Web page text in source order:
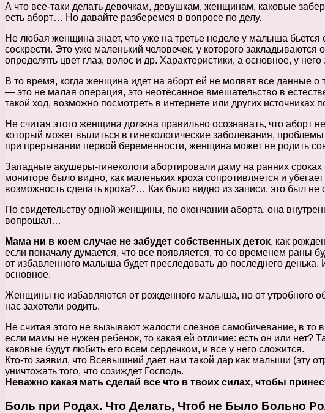
А что все-таки делать девочкам, девушкам, женщинам, каковые
есть аборт… Но давайте разберемся в вопросе по делу.
Не любая женщина знает, что уже на третье неделе у малыша
соскрести. Это уже маленький человечек, у которого
определять цвет глаз, волос и др. Характеристики, а основное, у
В то время, когда женщина идет на аборт ей не молвят все данные
— это не малая операция, это неотёсанное вмешательство в
такой ход, возможно посмотреть в интернете или других источниках
Не считая этого женщина должна правильно осознавать, что аборт
который может вылиться в гинекологические заболевания,
при прерывании первой беременности, женщина может не родить
Западные акушеры-гинекологи абортировали даму на ранних
мониторе было видно, как маленьких кроха сопротивляется и
возможность сделать кроха?… Как было видно из записи, это был не
По свидетельству одной женщины, по окончании аборта, она
вопрошал…
Мама ни в коем случае не забудет собственных деток, как
если поначалу думается, что все появляется, то со временем раны
от избавленного малыша будет преследовать до последнего денька.
основное.
Женщины не избавляются от рожденного малыша, но от утробного
нас захотели родить.
Не считая этого не вызывают жалости слезное самобичевание, в
если мамы не нужен ребенок, то какая ей отличие: есть он или
каковые будут любить его всем сердечком, и все у него сложится.
Кто-то заявил, что Всевышний дает нам такой дар как малыши (эту
уничтожать того, что созиждет Господь.
Неважно какая мать сделай все что в твоих силах, чтобы
Боль при Родах. Что Делать, Чтоб не Было Больно